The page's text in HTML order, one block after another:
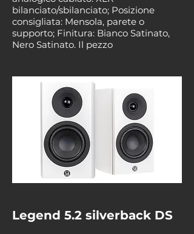
bilanciato/sbilanciato; Posizione
consigliata: Mensola, parete o
supporto; Finitura: Bianco Satinato,
Nero Satinato. Il pezzo
Legend 5.2 silverback DS